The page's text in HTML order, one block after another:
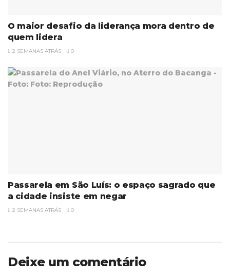
O maior desafio da liderança mora dentro de
quem lidera
2 SEMANAS ATRÁS 0
Passarela em São Luís: o espaço sagrado que
a cidade insiste em negar
2 SEMANAS ATRÁS 0
Deixe um comentário